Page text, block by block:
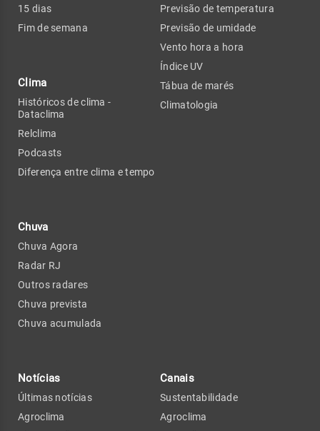
15 dias
Fim de semana
Clima
Históricos de clima -
Dataclima
Relclima
Podcasts
Diferença entre clima e tempo
Chuva
Chuva Agora
Radar RJ
Outros radares
Chuva prevista
Chuva acumulada
Previsão de temperatura
Previsão de umidade
Vento hora a hora
Índice UV
Tábua de marés
Climatologia
Notícias
Últimas notícias
Agroclima
Canais
Sustentabilidade
Agroclima